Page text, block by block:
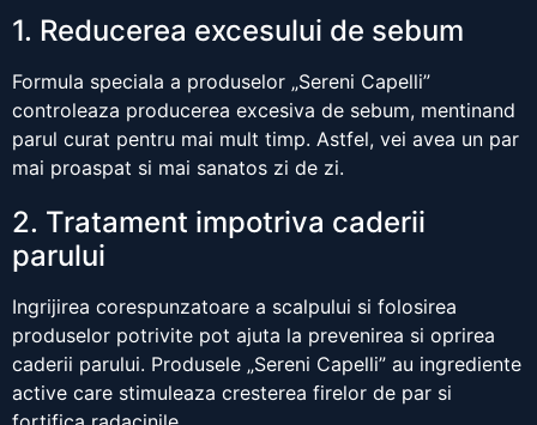
1. Reducerea excesului de sebum
Formula speciala a produselor „Sereni Capelli”
controleaza producerea excesiva de sebum, mentinand
parul curat pentru mai mult timp. Astfel, vei avea un par
mai proaspat si mai sanatos zi de zi.
2. Tratament impotriva caderii
parului
Ingrijirea corespunzatoare a scalpului si folosirea
produselor potrivite pot ajuta la prevenirea si oprirea
caderii parului. Produsele „Sereni Capelli” au ingrediente
active care stimuleaza cresterea firelor de par si